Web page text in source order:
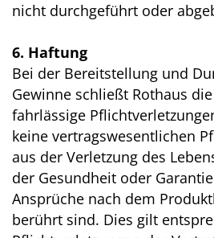
nicht durchgeführt oder
6. Haftung
Bei der Bereitstellung und
Gewinne schließt Rothaus
fahrlässige
keine vertragswesentlichen
aus der Verletzung des
der Gesundheit oder
Ansprüche nach dem
berührt sind. Dies gilt